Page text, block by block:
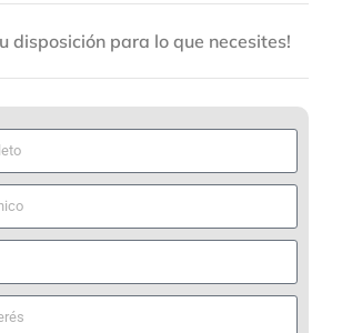
disposición para lo que necesites!